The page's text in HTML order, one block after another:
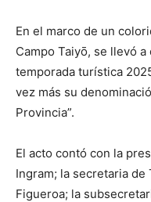
En el marco de un
Campo Taiyō, se llevó
temporada turística
vez más su
Provincia”.
El acto contó con la
Ingram; la secretaria
Figueroa; la